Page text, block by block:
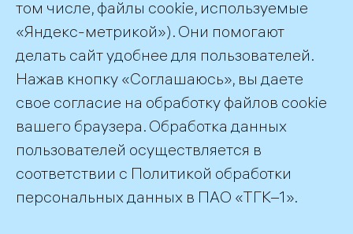
Пресс-служба ТГК-1
press@tgc1.ru
©2026 ПАО «ТГК–1»
том числе, файлы cookie, используемые
«Яндекс-метрикой»). Они помогают
делать сайт удобнее для пользователей.
Нажав кнопку «Соглашаюсь», вы даете
свое согласие на обработку файлов cookie
вашего браузера. Обработка данных
пользователей осуществляется в
соответствии с Политикой обработки
персональных данных в ПАО «ТГК–1».